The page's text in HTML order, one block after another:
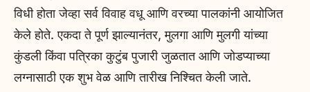
विधी होता जेव्हा सर्व विवाह वधू आणि वरच्या पालकांनी आयोजित
केले होते. एकदा ते पूर्ण झाल्यानंतर, मुलगा आणि मुलगी यांच्या
कुंडली किंवा पत्रिका कुटुंब पुजारी जुळतात आणि जोडप्याच्या
लग्नासाठी एक शुभ वेळ आणि तारीख निश्चित केली जाते.